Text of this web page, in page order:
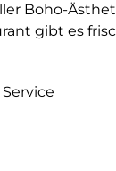
Boho-
gibt es